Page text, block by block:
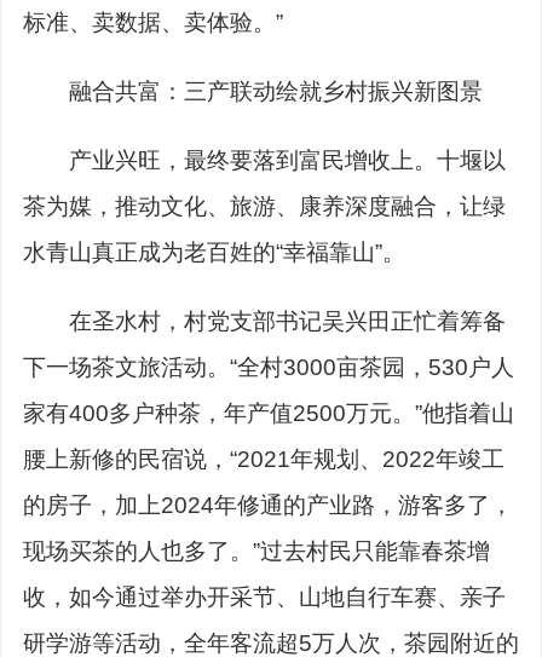
标准、卖数据、卖体验。”
融合共富：三产联动绘就乡村振兴新图景
产业兴旺，最终要落到富民增收上。十堰以
茶为媒，推动文化、旅游、康养深度融合，让绿
水青山真正成为老百姓的“幸福靠山”。
在圣水村，村党支部书记吴兴田正忙着筹备
下一场茶文旅活动。“全村3000亩茶园，530户人
家有400多户种茶，年产值2500万元。”他指着山
腰上新修的民宿说，“2021年规划、2022年竣工
的房子，加上2024年修通的产业路，游客多了，
现场买茶的人也多了。”过去村民只能靠春茶增
收，如今通过举办开采节、山地自行车赛、亲子
研学游等活动，全年客流超5万人次，茶园附近的